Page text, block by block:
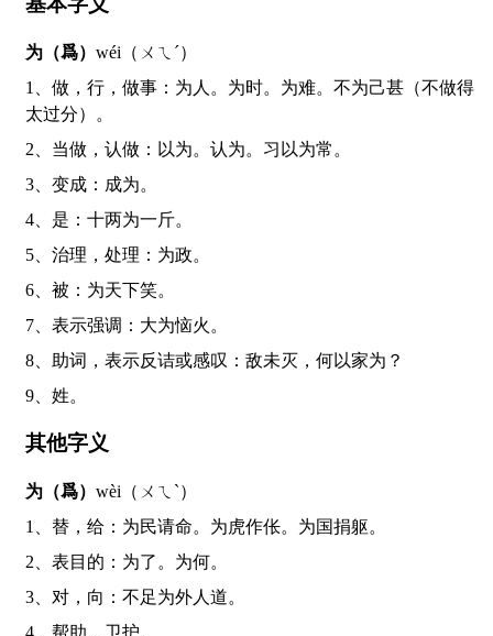
为（爲） wéi（ㄨㄟˊ）
1、做，行，做事：为人。为时。为难。不为己甚（不做得
太过分）。
2、当做，认做：以为。认为。习以为常。
3、变成：成为。
4、是：十两为一斤。
5、治理，处理：为政。
6、被：为天下笑。
7、表示强调：大为恼火。
8、助词，表示反诘或感叹：敌未灭，何以家为？
9、姓。
其他字义
为（爲） wèi（ㄨㄟˋ）
1、替，给：为民请命。为虎作伥。为国捐躯。
2、表目的：为了。为何。
3、对，向：不足为外人道。
4、帮助，卫护。